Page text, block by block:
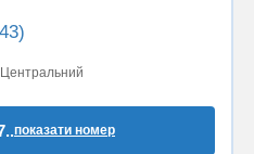
показати номер